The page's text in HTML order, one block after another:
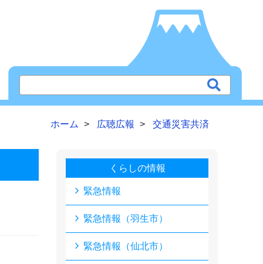
ホーム 広聴広報 交通災害共済
くらしの情報
緊急情報
緊急情報（羽生市）
緊急情報（仙北市）